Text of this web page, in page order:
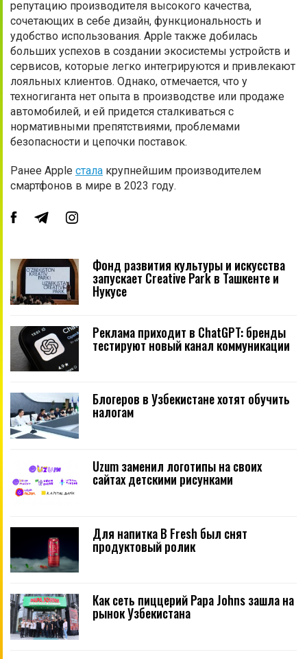
репутацию производителя высокого качества,
сочетающих в себе дизайн, функциональность и
удобство использования. Apple также добилась
больших успехов в создании экосистемы устройств и
сервисов, которые легко интегрируются и привлекают
лояльных клиентов. Однако, отмечается, что у
техногиганта нет опыта в производстве или продаже
автомобилей, и ей придется сталкиваться с
нормативными препятствиями, проблемами
безопасности и цепочки поставок.
Ранее Apple стала крупнейшим производителем
смартфонов в мире в 2023 году.
Фонд развития культуры и искусства
запускает Creative Park в Ташкенте и
Нукусе
Реклама приходит в ChatGPT: бренды
тестируют новый канал коммуникации
Блогеров в Узбекистане хотят обучить
налогам
Uzum заменил логотипы на своих
сайтах детскими рисунками
Для напитка B Fresh был снят
продуктовый ролик
Как сеть пиццерий Papa Johns зашла на
рынок Узбекистана